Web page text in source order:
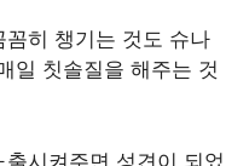
히 챙기는 것도 슈나
일 칫솔질을 해주는 것
시켜주면 성견이 되었